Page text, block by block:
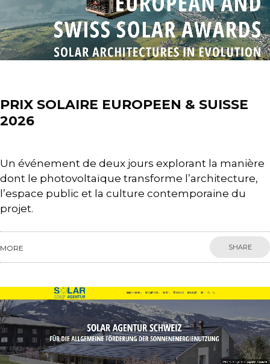
PRIX SOLAIRE EUROPEEN & SUISSE
2026
Un événement de deux jours explorant la manière
dont le photovoltaïque transforme l’architecture,
l’espace public et la culture contemporaine du
projet.
MORE SHARE